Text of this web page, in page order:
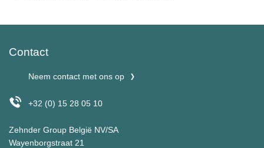
Contact
Neem contact met ons op
+32 (0) 15 28 05 10
Zehnder Group België NV/SA
Wayenborgstraat 21